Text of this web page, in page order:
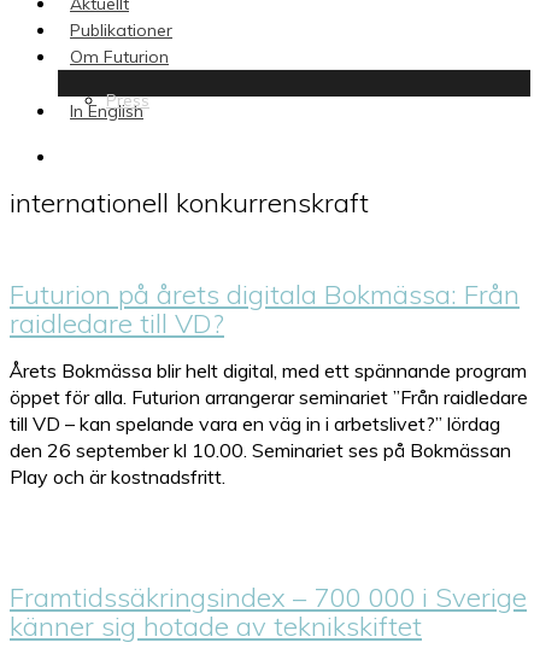
Publikationer
Om Futurion
Press
In English
internationell konkurrenskraft
Futurion på årets digitala Bokmässa: Från
raidledare till VD?
Årets Bokmässa blir helt digital, med ett spännande program
öppet för alla. Futurion arrangerar seminariet ”Från raidledare
till VD – kan spelande vara en väg in i arbetslivet?” lördag
den 26 september kl 10.00. Seminariet ses på Bokmässan
Play och är kostnadsfritt.
Framtidssäkringsindex – 700 000 i Sverige
känner sig hotade av teknikskiftet